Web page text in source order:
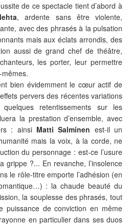
de ce spectacle tient d’abord à
, ardente sans être violente,
avec des phrasés à la pulsation
mais aux éclats arrondis, des
aussi de grand chef de théâtre,
les porter, leur permettre
mêmes.
bien évidemment le cœur actif de
pervers des récentes variations
retentissements sur les
la prestation d’ensemble, avec
: ainsi Matti Salminen est-il un
mais la voix, à la corde, ne
du personnage : est-ce l’usure
grippe ?... En revanche, l’insolence
le rôle-titre emporte l’adhésion (en
: la chaude beauté du
la souplesse des phrasés, tout
puissance de conviction en même
en particulier dans ses duos